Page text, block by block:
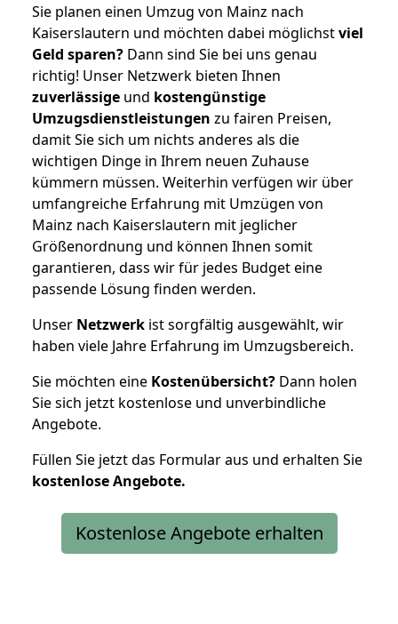
Sie planen einen Umzug von Mainz nach
Kaiserslautern und möchten dabei möglichstviel
Geld sparen? Dann sind Sie bei uns genau
richtig! Unser Netzwerk bieten Ihnen
zuverlässige und kostengünstige
Umzugsdienstleistungen zu fairen Preisen,
damit Sie sich um nichts anderes als die
wichtigen Dinge in Ihrem neuen Zuhause
kümmern müssen. Weiterhin verfügen wir über
umfangreiche Erfahrung mit Umzügen von
Mainz nach Kaiserslautern mit jeglicher
Größenordnung und können Ihnen somit
garantieren, dass wir für jedes Budget eine
passende Lösung finden werden.
Unser Netzwerk ist sorgfältig ausgewählt, wir
haben viele Jahre Erfahrung im Umzugsbereich.
Sie möchten eine Kostenübersicht? Dann holen
Sie sich jetzt kostenlose und unverbindliche
Angebote.
Füllen Sie jetzt das Formular aus und erhalten Sie
kostenloseAngebote.
Kostenlose Angebote erhalten